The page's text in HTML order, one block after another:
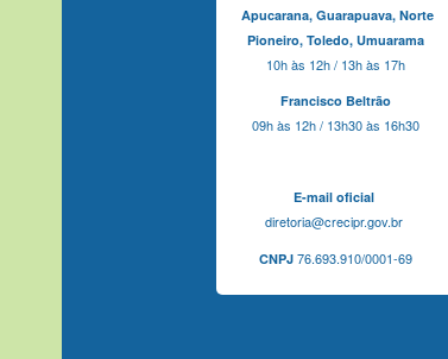
Apucarana, Guarapuava, Norte
Pioneiro, Toledo, Umuarama
10h às 12h / 13h às 17h
Francisco Beltrão
09h às 12h / 13h30 às 16h30
E-mail oficial
diretoria@crecipr.gov.br
CNPJ76.693.910/0001-69